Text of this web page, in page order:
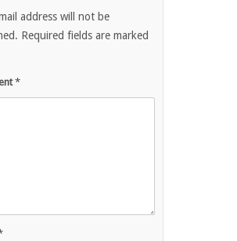
address will not be
Required fields are marked
*